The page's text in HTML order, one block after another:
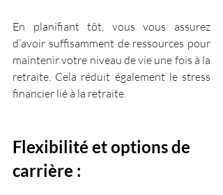
En planifiant tôt, vous vous assurez
d’avoir suffisamment de ressources pour
maintenir votre niveau de vie une fois à la
retraite. Cela réduit également le stress
financier lié à la retraite.
Flexibilité et options de
carrière :